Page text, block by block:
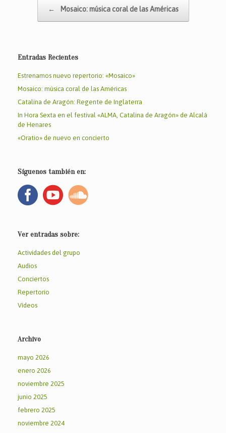
e
b
o
er s
A
p
l
p
ar
← Mosaico: música coral de las Américas
Entradas Recientes
Estrenamos nuevo repertorio: «Mosaico»
Mosaico: música coral de las Américas
Catalina de Aragón: Regente de Inglaterra
In Hora Sexta en el festival «ALMA, Catalina de Aragón» de Alcalá
de Henares
«Oratio» de nuevo en concierto
Síguenos también en:
Ver entradas sobre:
Actividades del grupo
Audios
Conciertos
Repertorio
Vídeos
Archivo
mayo 2026
enero 2026
noviembre 2025
junio 2025
febrero 2025
noviembre 2024